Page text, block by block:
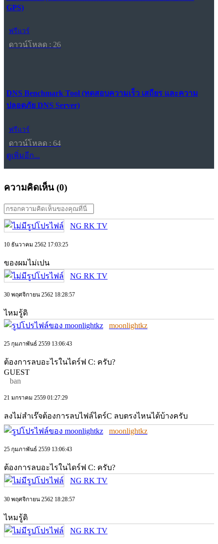
GPS)
ฟรีแวร์
ดาวน์โหลด : 26
DNS Benchmark Tool (ทดสอบความเร็ว เสถียร และความ
ปลอดภัย DNS Server)
ฟรีแวร์
ดาวน์โหลด : 64
ดูเพิ่มอีก...
ความคิดเห็น (0)
NG RK TV
10 ธันวาคม 2562 17:03:25
ของผมไม่เปน
NG RK TV
30 พฤศจิกายน 2562 18:28:57
ไหมรู้ดิ
moonlightkz
25 กุมภาพันธ์ 2559 13:06:43
ต้องการลบอะไรในไดร์ฟ C: ครับ?
GUEST
ban
21 มกราคม 2559 01:27:29
ลงไม่สำเร๊จต้องการลบไฟล์ไดร์C ลบตรงไหนได้บ้างครับ
moonlightkz
25 กุมภาพันธ์ 2559 13:06:43
ต้องการลบอะไรในไดร์ฟ C: ครับ?
NG RK TV
30 พฤศจิกายน 2562 18:28:57
ไหมรู้ดิ
NG RK TV